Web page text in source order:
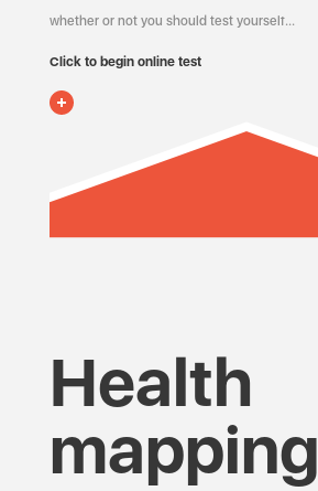
whether or not you should test yourself…
Click to begin online test
Health
mapping